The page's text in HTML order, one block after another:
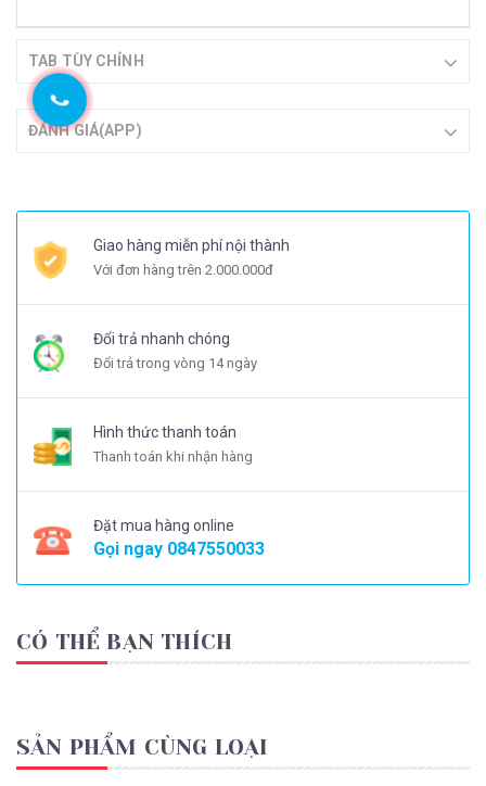
TAB TÙY CHỈNH
ĐÁNH GIÁ(APP)
Giao hàng miễn phí nội thành
Với đơn hàng trên 2.000.000đ
Đổi trả nhanh chóng
Đổi trả trong vòng 14 ngày
Hình thức thanh toán
Thanh toán khi nhận hàng
Đặt mua hàng online
Gọi ngay 0847550033
CÓ THỂ BẠN THÍCH
SẢN PHẨM CÙNG LOẠI